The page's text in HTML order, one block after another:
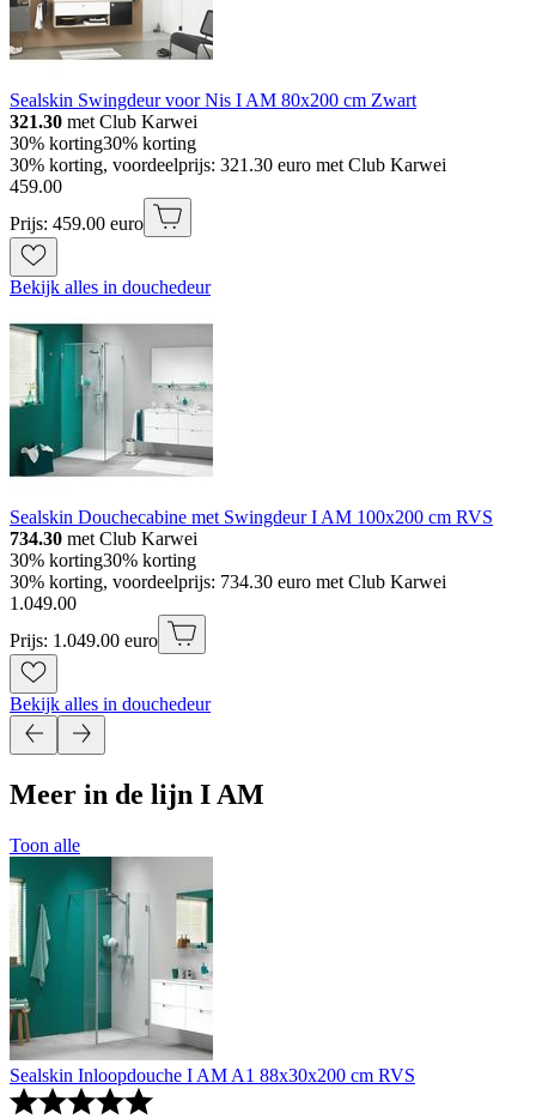
Sealskin Swingdeur voor Nis I AM 80x200 cm Zwart
321.30 met Club Karwei
30% korting30% korting
30% korting, voordeelprijs: 321.30 euro met Club Karwei
459.00
Prijs: 459.00 euro
Bekijk alles in douchedeur
Sealskin Douchecabine met Swingdeur I AM 100x200 cm RVS
734.30 met Club Karwei
30% korting30% korting
30% korting, voordeelprijs: 734.30 euro met Club Karwei
1 .049.00
Prijs: 1.049.00 euro
Bekijk alles in douchedeur
Meer in de lijn I AM
Toon alle
Sealskin Inloopdouche I AM A1 88x30x200 cm RVS